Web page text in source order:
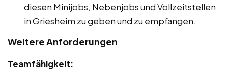
diesen Minijobs, Nebenjobs und Vollzeitstellen
in Griesheim zu geben und zu empfangen.
Weitere Anforderungen
Teamfähigkeit: